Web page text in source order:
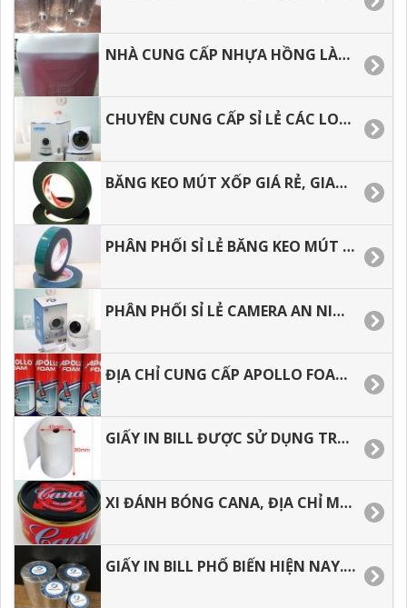
NHÀ CUNG CẤP NHỰA HỒNG LÀM KHUÔN, CHỐNG THẤM CAO CẤP.
CHUYÊN CUNG CẤP SỈ LẺ CÁC LOẠI CAMERA WIFI TRONG NHÀ HÌNH ẢNH SẮC NÉT.
BĂNG KEO MÚT XỐP GIÁ RẺ, GIAO HÀNG TOÀN QUỐC.
PHÂN PHỐI SỈ LẺ BĂNG KEO MÚT XỐP, GIAO HÀNG NHANH.
PHÂN PHỐI SỈ LẺ CAMERA AN NINH TRONG NHÀ DƯỚI 500 NGÀN
ĐỊA CHỈ CUNG CẤP APOLLO FOAM GIÁ RẺ TẠI HCM
GIẤY IN BILL ĐƯỢC SỬ DỤNG TRONG KINH DOANH HIỆN NAY, CÁCH BẢO QUẢN GIẤY IN BILL.
XI ĐÁNH BÓNG CANA, ĐỊA CHỈ MUA Ở ĐÂU GIÁ RẺ.
GIẤY IN BILL PHỔ BIẾN HIỆN NAY. TƯ VẤN MẪU GIẤY PHÙ HỌP